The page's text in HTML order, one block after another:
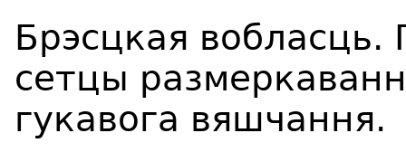
Брэсцкая вобласць.
сетцы
гукавога вяшчання.